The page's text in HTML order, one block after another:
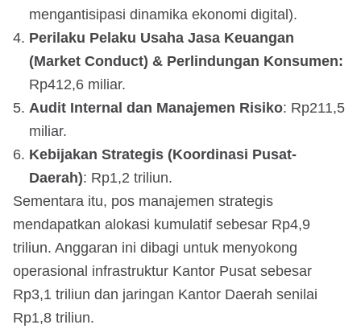
mengantisipasi dinamika ekonomi digital).
Perilaku Pelaku Usaha Jasa Keuangan
(Market Conduct) & Perlindungan Konsumen:
Rp412,6 miliar.
Audit Internal dan Manajemen Risiko: Rp211,5
miliar.
Kebijakan Strategis (Koordinasi Pusat-
Daerah): Rp1,2 triliun.
Sementara itu, pos manajemen strategis
mendapatkan alokasi kumulatif sebesar Rp4,9
triliun. Anggaran ini dibagi untuk menyokong
operasional infrastruktur Kantor Pusat sebesar
Rp3,1 triliun dan jaringan Kantor Daerah senilai
Rp1,8 triliun.